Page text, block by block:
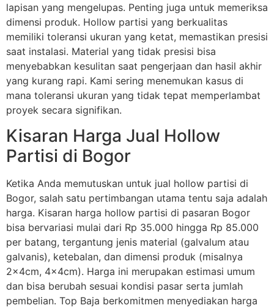
lapisan yang mengelupas. Penting juga untuk memeriksa
dimensi produk. Hollow partisi yang berkualitas
memiliki toleransi ukuran yang ketat, memastikan presisi
saat instalasi. Material yang tidak presisi bisa
menyebabkan kesulitan saat pengerjaan dan hasil akhir
yang kurang rapi. Kami sering menemukan kasus di
mana toleransi ukuran yang tidak tepat memperlambat
proyek secara signifikan.
Kisaran Harga Jual Hollow
Partisi di Bogor
Ketika Anda memutuskan untuk jual hollow partisi di
Bogor, salah satu pertimbangan utama tentu saja adalah
harga. Kisaran harga hollow partisi di pasaran Bogor
bisa bervariasi mulai dari Rp 35.000 hingga Rp 85.000
per batang, tergantung jenis material (galvalum atau
galvanis), ketebalan, dan dimensi produk (misalnya
2x4cm, 4x4cm). Harga ini merupakan estimasi umum
dan bisa berubah sesuai kondisi pasar serta jumlah
pembelian. Top Baja berkomitmen menyediakan harga